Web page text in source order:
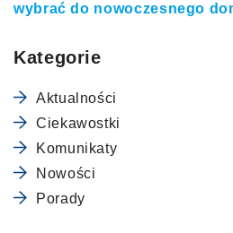
wybrać do nowoczesnego
Kategorie
Aktualności
Ciekawostki
Komunikaty
Nowości
Porady